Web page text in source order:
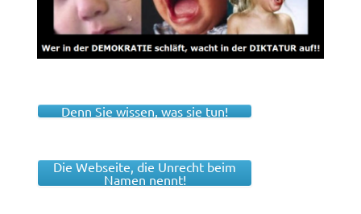
Denn Sie wissen, was sie tun!
Die Webseite, die Unrecht beim
Namen nennt!